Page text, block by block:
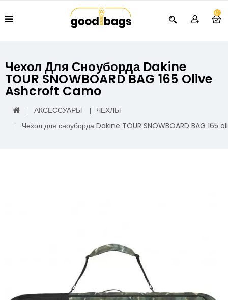
0
Чехол Для Сноуборда Dakine
TOUR SNOWBOARD BAG 165 Olive
Ashcroft Camo
АКСЕССУАРЫ
ЧЕХЛЫ
Чехол для сноуборда Dakine TOUR SNOWBOARD BAG